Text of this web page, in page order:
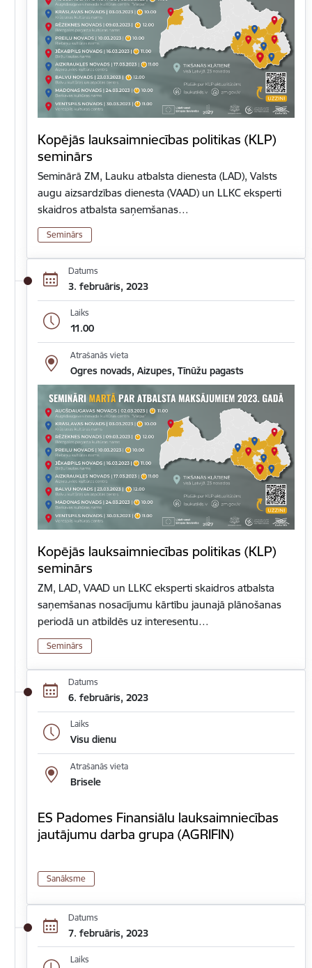
Kopējās lauksaimniecības politikas (KLP)
seminārs
Seminārā ZM, Lauku atbalsta dienesta (LAD), Valsts
augu aizsardzības dienesta (VAAD) un LLKC eksperti
skaidros atbalsta saņemšanas…
Seminārs
Datums
3. februāris, 2023
Laiks
11.00
Atrašanās vieta
Ogres novads, Aizupes, Tīnūžu pagasts
Kopējās lauksaimniecības politikas (KLP)
seminārs
ZM, LAD, VAAD un LLKC eksperti skaidros atbalsta
saņemšanas nosacījumu kārtību jaunajā plānošanas
periodā un atbildēs uz interesentu…
Seminārs
Datums
6. februāris, 2023
Laiks
Visu dienu
Atrašanās vieta
Brisele
ES Padomes Finansiālu lauksaimniecības
jautājumu darba grupa (AGRIFIN)
Sanāksme
Datums
7. februāris, 2023
Laiks